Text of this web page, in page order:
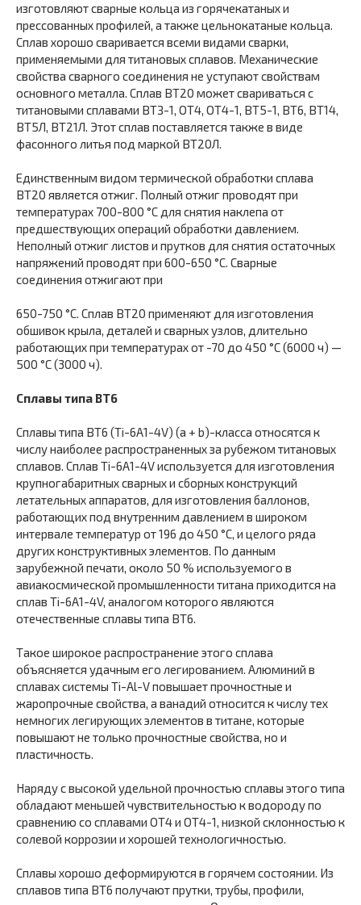
изготовляют сварные кольца из горячекатаных и
прессованных профилей, а также цельнокатаные кольца.
Сплав хорошо сваривается всеми видами сварки,
применяемыми для титановых сплавов. Механические
свойства сварного соединения не уступают свойствам
основного металла. Сплав ВТ20 может свариваться с
титановыми сплавами ВТЗ-1, ОТ4, ОТ4-1, ВТ5-1, ВТ6, ВТ14,
ВТ5Л, ВТ21Л. Этот сплав поставляется также в виде
фасонного литья под маркой ВТ20Л.
Единственным видом термической обработки сплава
ВТ20 является отжиг. Полный отжиг проводят при
температурах 700-800 °С для снятия наклепа от
предшествующих операций обработки давлением.
Неполный отжиг листов и прутков для снятия остаточных
напряжений проводят при 600-650 °С. Сварные
соединения отжигают при
650-750 °С. Сплав ВТ20 применяют для изготовления
обшивок крыла, деталей и сварных узлов, длительно
работающих при температурах от -70 до 450 °С (6000 ч) —
500 °С (3000 ч).
Сплавы типа ВТ6
Сплавы типа ВТ6 (Ti-6A1-4V) (a + b)-класса относятся к
числу наиболее распространенных за рубежом титановых
сплавов. Сплав Ti-6А1-4V используется для изготовления
крупногабаритных сварных и сборных конструкций
летательных аппаратов, для изготовления баллонов,
работающих под внутренним давлением в широком
интервале температур от 196 до 450 °С, и целого ряда
других конструктивных элементов. По данным
зарубежной печати, около 50 % используемого в
авиакосмической промышленности титана приходится на
сплав Ti-6A1-4V, аналогом которого являются
отечественные сплавы типа ВТ6.
Такое широкое распространение этого сплава
объясняется удачным его легированием. Алюминий в
сплавах системы Ti-Al-V повышает прочностные и
жаропрочные свойства, а ванадий относится к числу тех
немногих легирующих элементов в титане, которые
повышают не только прочностные свойства, но и
пластичность.
Наряду с высокой удельной прочностью сплавы этого типа
обладают меньшей чувствительностью к водороду по
сравнению со сплавами ОТ4 и ОТ4-1, низкой склонностью к
солевой коррозии и хорошей технологичностью.
Сплавы хорошо деформируются в горячем состоянии. Из
сплавов типа ВТ6 получают прутки, трубы, профили,